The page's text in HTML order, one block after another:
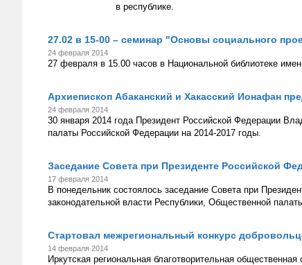
в республике.
27.02 в 15-00 – семинар "Основы социального
24 февраля 2014
27 февраля в 15.00 часов в Национальной библиотеке
Архиепископ Абаканский и Хакасский Ионафан
24 февраля 2014
30 января 2014 года Президент Российской Федерации
палаты Российской Федерации на 2014-2017 годы.
Заседание Совета при Президенте Российской
17 февраля 2014
В понедельник состоялось заседание Совета при
законодательной власти Республики, Общественной
Стартовал межрегиональный конкурс
14 февраля 2014
Иркутская региональная благотворительная